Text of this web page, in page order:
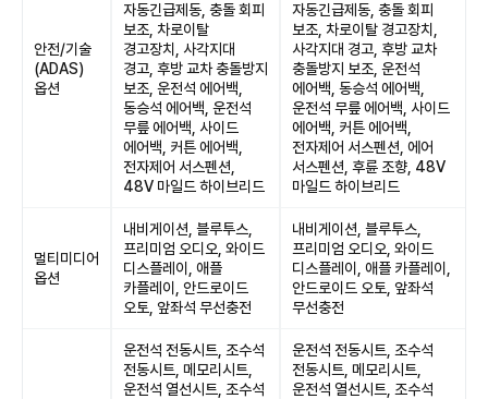
안전/기술
(ADAS)
옵션
자동긴급제동, 충돌 회피
보조, 차로이탈
경고장치, 사각지대
경고, 후방 교차 충돌방지
보조, 운전석 에어백,
동승석 에어백, 운전석
무릎 에어백, 사이드
에어백, 커튼 에어백,
전자제어 서스펜션,
48V 마일드 하이브리드
자동긴급제동, 충돌 회피
보조, 차로이탈 경고장치,
사각지대 경고, 후방 교차
충돌방지 보조, 운전석
에어백, 동승석 에어백,
운전석 무릎 에어백, 사이드
에어백, 커튼 에어백,
전자제어 서스펜션, 에어
서스펜션, 후륜 조향, 48V
마일드 하이브리드
멀티미디어
옵션
내비게이션, 블루투스,
프리미엄 오디오, 와이드
디스플레이, 애플
카플레이, 안드로이드
오토, 앞좌석 무선충전
내비게이션, 블루투스,
프리미엄 오디오, 와이드
디스플레이, 애플 카플레이,
안드로이드 오토, 앞좌석
무선충전
운전석 전동시트, 조수석
전동시트, 메모리시트,
운전석 열선시트, 조수석
운전석 전동시트, 조수석
전동시트, 메모리시트,
운전석 열선시트, 조수석